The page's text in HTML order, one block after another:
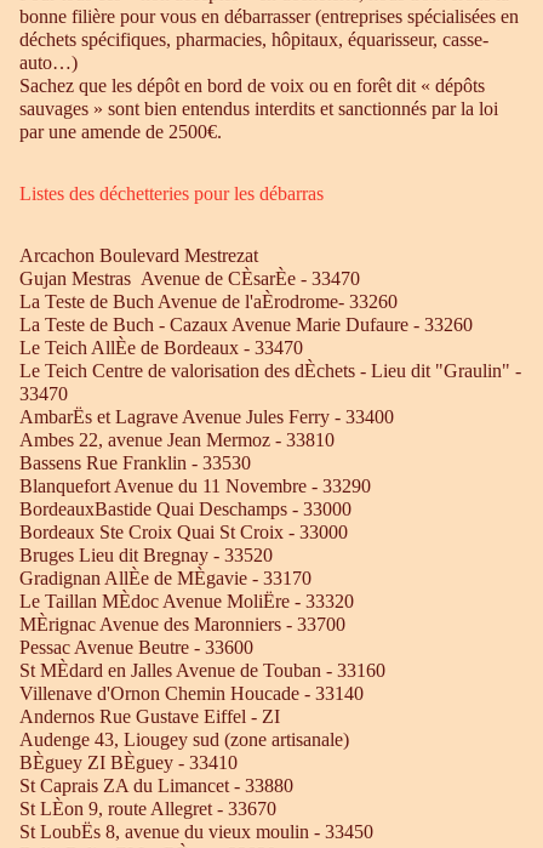
bonne filière pour vous en débarrasser (entreprises spécialisées en
déchets spécifiques, pharmacies, hôpitaux, équarisseur, casse-
auto…)
Sachez que les dépôt en bord de voix ou en forêt dit « dépôts
sauvages » sont bien entendus interdits et sanctionnés par la loi
par une amende de 2500€.
Listes des déchetteries pour les débarras
Arcachon Boulevard Mestrezat
Gujan Mestras Avenue de CÈsarÈe - 33470
La Teste de Buch Avenue de l'aÈrodrome- 33260
La Teste de Buch - Cazaux Avenue Marie Dufaure - 33260
Le Teich AllÈe de Bordeaux - 33470
Le Teich Centre de valorisation des dÈchets - Lieu dit "Graulin" -
33470
AmbarËs et Lagrave Avenue Jules Ferry - 33400
Ambes 22, avenue Jean Mermoz - 33810
Bassens Rue Franklin - 33530
Blanquefort Avenue du 11 Novembre - 33290
BordeauxBastide Quai Deschamps - 33000
Bordeaux Ste Croix Quai St Croix - 33000
Bruges Lieu dit Bregnay - 33520
Gradignan AllÈe de MÈgavie - 33170
Le Taillan MÈdoc Avenue MoliËre - 33320
MÈrignac Avenue des Maronniers - 33700
Pessac Avenue Beutre - 33600
St MÈdard en Jalles Avenue de Touban - 33160
Villenave d'Ornon Chemin Houcade - 33140
Andernos Rue Gustave Eiffel - ZI
Audenge 43, Liougey sud (zone artisanale)
BÈguey ZI BÈguey - 33410
St Caprais ZA du Limancet - 33880
St LÈon 9, route Allegret - 33670
St LoubËs 8, avenue du vieux moulin - 33450